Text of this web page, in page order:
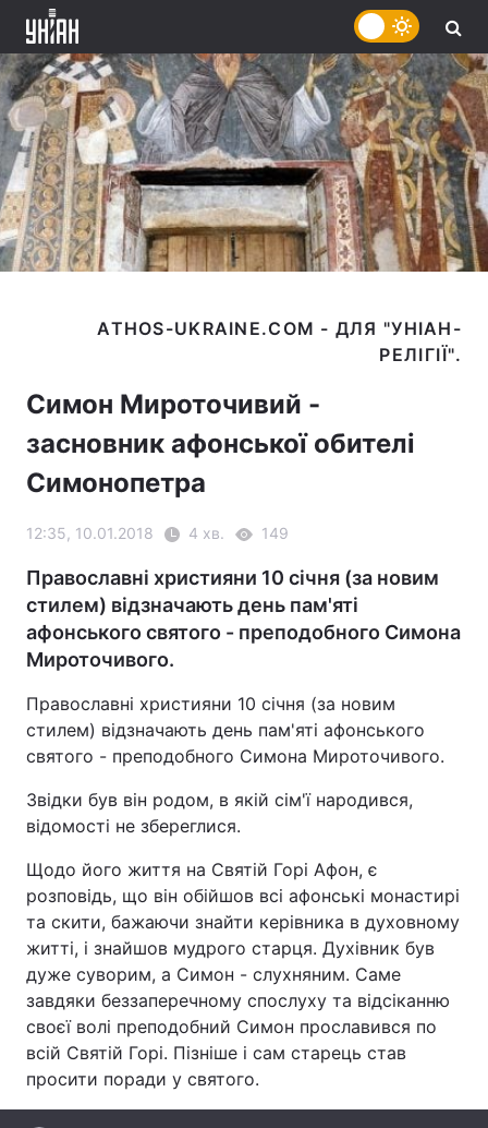
ATHOS-UKRAINE.COM - ДЛЯ "УНІАН-
Симон Мироточивий -
засновник афонської обителі
Симонопетра
12:35, 10.01.2018 4 хв. 149
Православні християни 10 січня (за новим
стилем) відзначають день пам'яті
афонського святого - преподобного Симона
Мироточивого.
Православні християни 10 січня (за новим
стилем) відзначають день пам'яті афонського
святого - преподобного Симона Мироточивого.
Звідки був він родом, в якій сім'ї народився,
відомості не збереглися.
Щодо його життя на Святій Горі Афон, є
розповідь, що він обійшов всі афонські монастирі
та скити, бажаючи знайти керівника в духовному
житті, і знайшов мудрого старця. Духівник був
дуже суворим, а Симон - слухняним. Саме
завдяки беззаперечному спослуху та відсіканню
своєї волі преподобний Симон прославився по
всій Святій Горі. Пізніше і сам старець став
просити поради у святого.